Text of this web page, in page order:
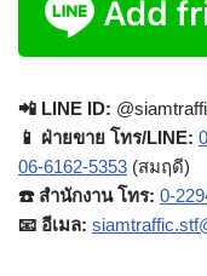
📲 LINE ID:
📱 ฝ่ายขาย โทร/LINE:
06-6162-5353 (สมฤดี)
☎️ สำนักงาน โทร: 0-
📧 อีเมล: